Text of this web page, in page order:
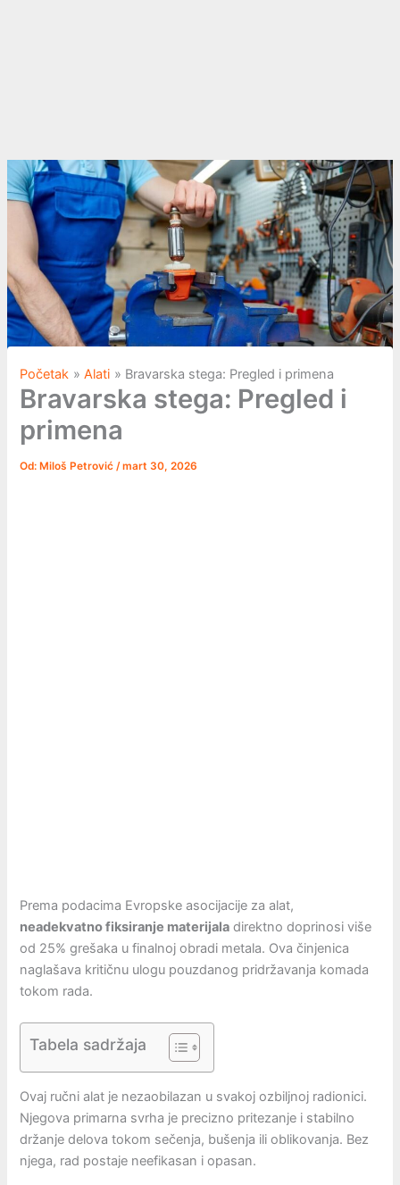
Početak Alati Bravarska stega: Pregled i primena
Bravarska stega: Pregled i
primena
Od: Miloš Petrović/mart 30, 2026
Prema podacima Evropske asocijacije za alat,
neadekvatno fiksiranje materijala direktno doprinosi više
od 25% grešaka u finalnoj obradi metala. Ova činjenica
naglašava kritičnu ulogu pouzdanog pridržavanja komada
tokom rada.
Tabela sadržaja
Ovaj ručni alat je nezaobilazan u svakoj ozbiljnoj radionici.
Njegova primarna svrha je precizno pritezanje i stabilno
držanje delova tokom sečenja, bušenja ili oblikovanja. Bez
njega, rad postaje neefikasan i opasan.